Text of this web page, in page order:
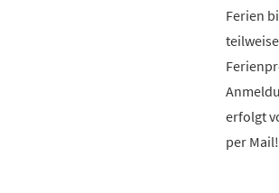
Ferien
erfolgt
per Mail!